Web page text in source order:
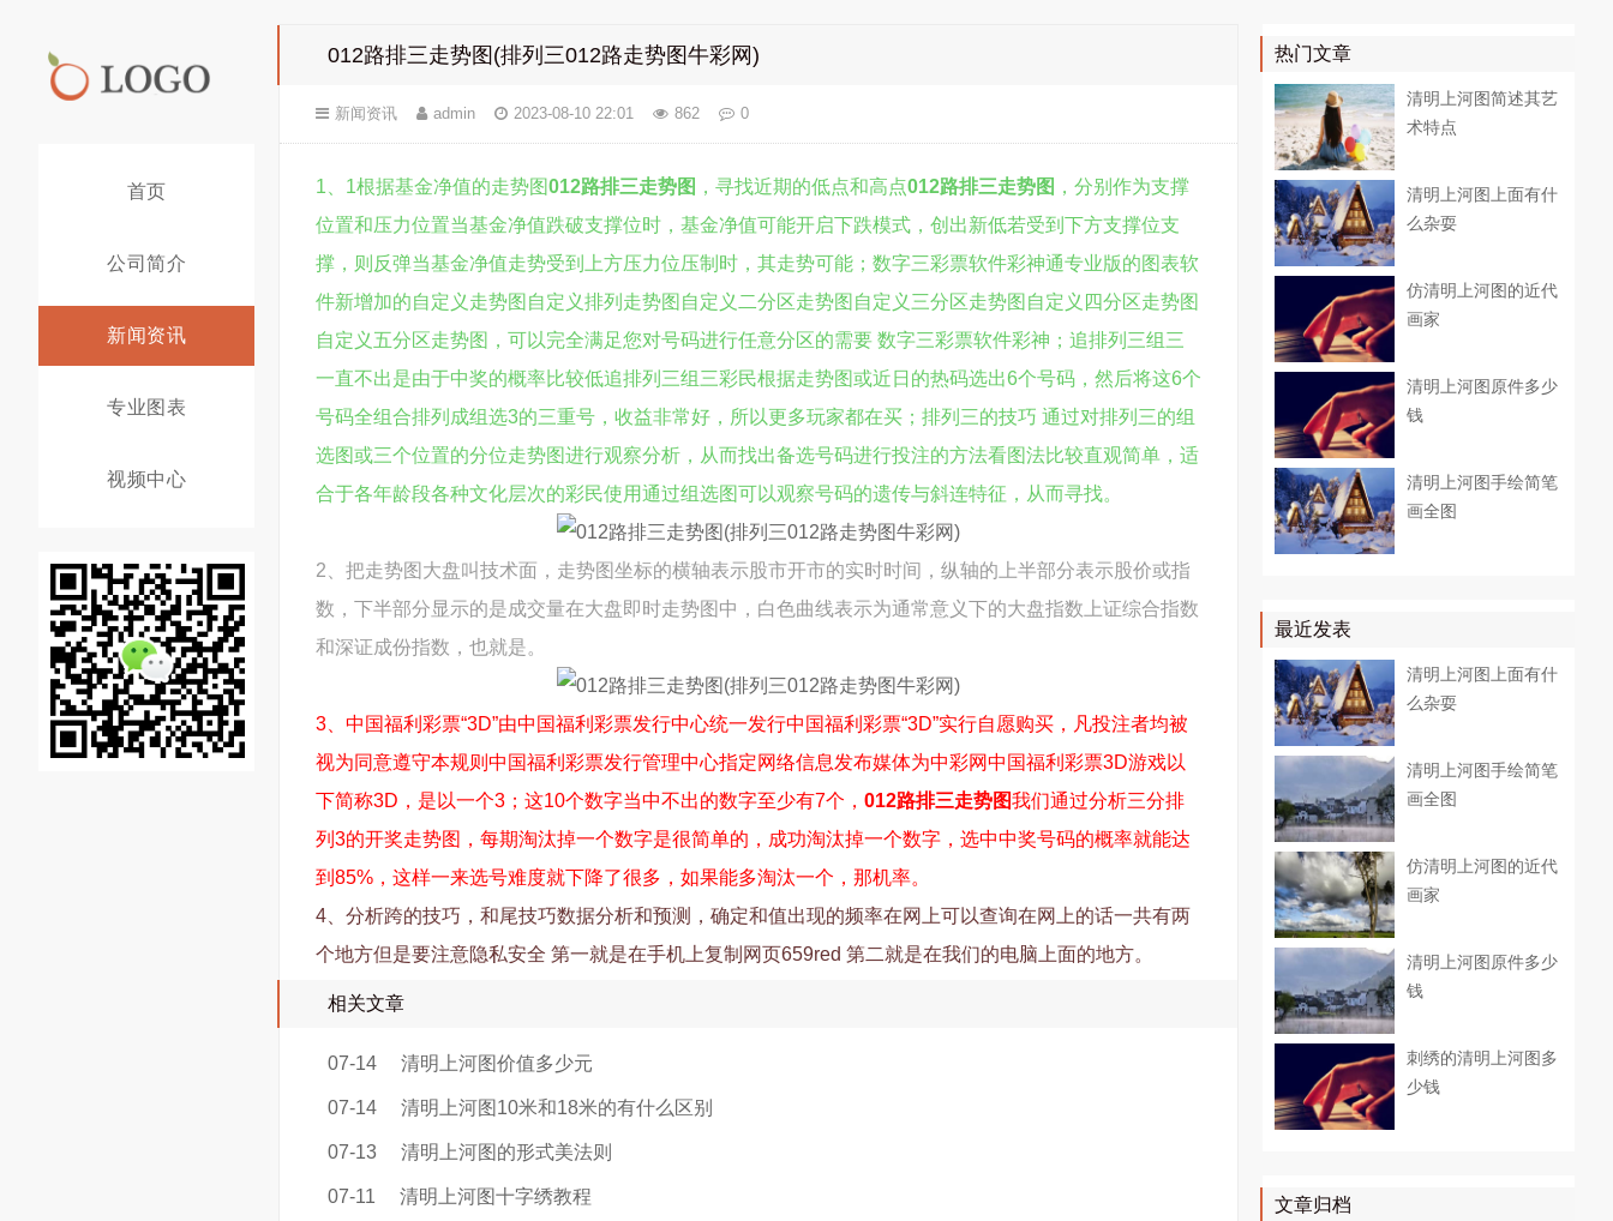
首页
公司简介
新闻资讯
专业图表
视频中心
012路排三走势图(排列三012路走势图牛彩网)
新闻资讯 admin 2023-08-10 22:01 862 0
1、1根据基金净值的走势图012路排三走势图 ，寻找近期的低点和高点012路排三走势图 ，分别作为支撑
位置和压力位置当基金净值跌破支撑位时，基金净值可能开启下跌模式，创出新低若受到下方支撑位支
撑，则反弹当基金净值走势受到上方压力位压制时，其走势可能；数字三彩票软件彩神通专业版的图表软
件新增加的自定义走势图自定义排列走势图自定义二分区走势图自定义三分区走势图自定义四分区走势图
自定义五分区走势图，可以完全满足您对号码进行任意分区的需要 数字三彩票软件彩神；追排列三组三
一直不出是由于中奖的概率比较低追排列三组三彩民根据走势图或近日的热码选出6个号码，然后将这6个
号码全组合排列成组选3的三重号，收益非常好，所以更多玩家都在买；排列三的技巧 通过对排列三的组
选图或三个位置的分位走势图进行观察分析，从而找出备选号码进行投注的方法看图法比较直观简单，适
合于各年龄段各种文化层次的彩民使用通过组选图可以观察号码的遗传与斜连特征，从而寻找。
2、把走势图大盘叫技术面，走势图坐标的横轴表示股市开市的实时时间，纵轴的上半部分表示股价或指
数，下半部分显示的是成交量在大盘即时走势图中，白色曲线表示为通常意义下的大盘指数上证综合指数
和深证成份指数，也就是。
3、中国福利彩票“3D”由中国福利彩票发行中心统一发行中国福利彩票“3D”实行自愿购买，凡投注者均被
视为同意遵守本规则中国福利彩票发行管理中心指定网络信息发布媒体为中彩网中国福利彩票3D游戏以
下简称3D，是以一个3；这10个数字当中不出的数字至少有7个， 012路排三走势图我们通过分析三分排
列3的开奖走势图，每期淘汰掉一个数字是很简单的，成功淘汰掉一个数字，选中中奖号码的概率就能达
到85%，这样一来选号难度就下降了很多，如果能多淘汰一个，那机率。
4、分析跨的技巧，和尾技巧数据分析和预测，确定和值出现的频率在网上可以查询在网上的话一共有两
个地方但是要注意隐私安全 第一就是在手机上复制网页659red 第二就是在我们的电脑上面的地方。
相关文章
07-14 清明上河图价值多少元
07-14 清明上河图10米和18米的有什么区别
07-13 清明上河图的形式美法则
07-11 清明上河图十字绣教程
热门文章
清明上河图简述其艺
术特点
清明上河图上面有什
么杂耍
仿清明上河图的近代
画家
清明上河图原件多少
钱
清明上河图手绘简笔
画全图
最近发表
清明上河图上面有什
么杂耍
清明上河图手绘简笔
画全图
仿清明上河图的近代
画家
清明上河图原件多少
钱
刺绣的清明上河图多
少钱
文章归档